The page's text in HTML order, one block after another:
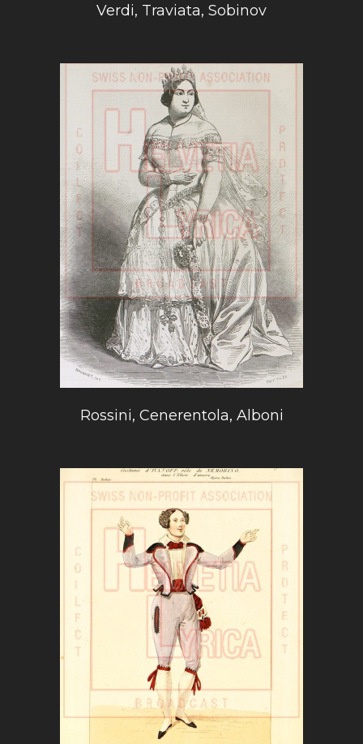
Verdi, Traviata, Sobinov
Rossini, Cenerentola, Alboni